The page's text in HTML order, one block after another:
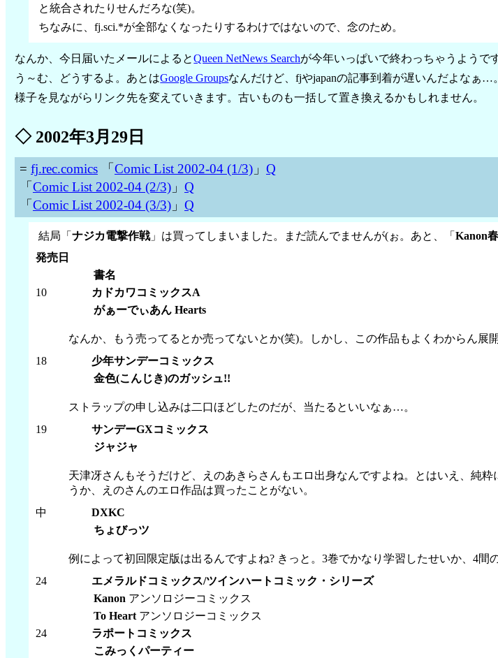
と統合されたりせんだろな(笑)。
ちなみに、fj.sci.*が全部なくなったりするわけではないので、念のため。
なんか、今日届いたメールによるとQueen NetNews Searchが今年いっぱいで終わっちゃうようで
う～む、どうするよ。あとはGoogle Groupsなんだけど、fjやjapanの記事到着が遅いんだよなぁ…
様子を見ながらリンク先を変えていきます。古いものも一括して置き換えるかもしれません。
◇2002年3月29日
= fj.rec.comics「 Comic List 2002-04 (1/3)」 Q
「 Comic List 2002-04 (2/3)」 Q
「 Comic List 2002-04 (3/3)」 Q
結局「 ナジカ電撃作戦」は買ってしまいました。まだ読んでませんが(ぉ。あと、「 Kanon
発売日
書名
10
カドカワコミックスA
がぁーでぃあん Hearts
なんか、もう売ってるとか売ってないとか(笑)。しかし、この作品もよくわからん展
18
少年サンデーコミックス
金色(こんじき)のガッシュ!!
ストラップの申し込みは二口ほどしたのだが、当たるといいなぁ…。
19
サンデーGXコミックス
ジャジャ
天津冴さんもそうだけど、えのあきらさんもエロ出身なんですよね。とはいえ、純
うか、えのさんのエロ作品は買ったことがない。
中
DXKC
ちょびっツ
例によって初回限定版は出るんですよね? きっと。3巻でかなり学習したせいか、4間
24
エメラルドコミックス/ツインハートコミック・シリーズ
Kanon アンソロジーコミックス
To Heartアンソロジーコミックス
24
ラポートコミックス
こみっくパーティー